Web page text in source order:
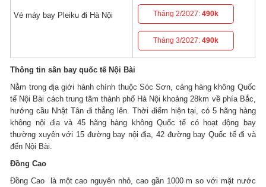
Vé máy bay Pleiku đi Hà Nội Tháng 2/2027:490k
Tháng 3/2027:490k
Thông tin sân bay quốc tế Nội Bài
Nằm trong địa giới hành chính thuộc Sóc Sơn, cảng hàng không Quốc
tế Nội Bài cách trung tâm thành phố Hà Nội khoảng 28km về phía Bắc,
hướng cầu Nhật Tân đi thẳng lên. Thời điểm hiện tại, có 5 hãng hàng
không nội địa và 45 hãng hàng không Quốc tế có hoạt động bay
thường xuyên với 15 đường bay nội địa, 42 đường bay Quốc tế đi và
đến Nội Bài.
Đồng Cao
Đồng Cao là một cao nguyên nhỏ, cao gần 1000 m so với mặt nước